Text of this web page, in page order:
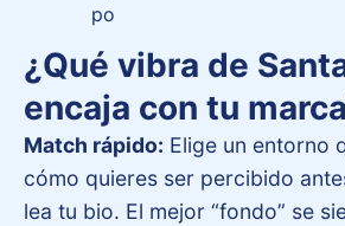
po
¿Qué vibra de
encaja con tu
Match rápido: Elige un entorno
cómo quieres ser percibido
lea tu bio. El mejor “fondo” se